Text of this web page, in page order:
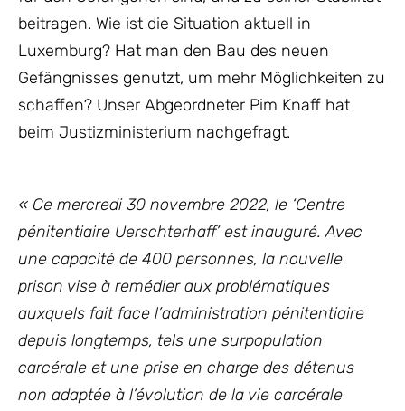
beitragen. Wie ist die Situation aktuell in
Luxemburg? Hat man den Bau des neuen
Gefängnisses genutzt, um mehr Möglichkeiten zu
schaffen? Unser Abgeordneter Pim Knaff hat
beim Justizministerium nachgefragt.
« Ce mercredi 30 novembre 2022, le ‘Centre
pénitentiaire Uerschterhaff’ est inauguré. Avec
une capacité de 400 personnes, la nouvelle
prison vise à remédier aux problématiques
auxquels fait face l’administration pénitentiaire
depuis longtemps, tels une surpopulation
carcérale et une prise en charge des détenus
non adaptée à l’évolution de la vie carcérale